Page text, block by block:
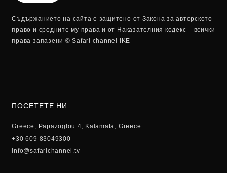
Съдържанието на сайта е защитено от Закона за авторското
право и сродните му права и от Наказателния кодекс – всички
права запазени © Safari channel IKE
ПОСЕТЕТЕ НИ
Greece, Papazoglou 4, Kalamata, Greece
+30 609 83049300
info@safarichannel.tv